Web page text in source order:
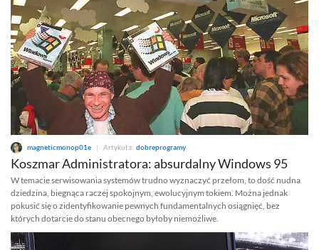
magneticmonop01e | Artykuł z: dobreprogramy
Koszmar Administratora: absurdalny Windows 95
W temacie serwisowania systemów trudno wyznaczyć przełom, to dość nudna
dziedzina, biegnąca raczej spokojnym, ewolucyjnym tokiem. Można jednak
pokusić się o zidentyfikowanie pewnych fundamentalnych osiągnięć, bez
których dotarcie do stanu obecnego byłoby niemożliwe.